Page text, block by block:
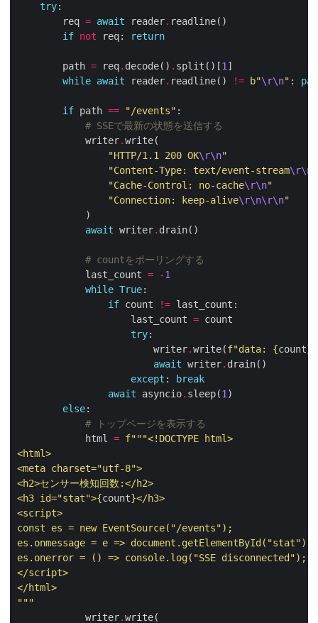
try
        req
= await reader.
if not req: return
        path
= req. decode() . split()[1
while await reader. readline() != b"\r\n" :
if path == "/events"
# SSEで最新の状態を送信する
            writer
.
"HTTP/1.1 200 OK\r\n"
"Content-Type: text/event-stream\r\n
"Cache-Control: no-cache\r\n"
"Connection: keep-alive\r\n\r\n"
await writer.
# countをポーリングする
            last_count
= -1
while True
if count !=
                    last_count
=
try
                        writer
.write(f"data: {count}
await writer.
except :
break
await asyncio. sleep(1
else
# トップページを表示する
            html
= f
<h3 id="stat">{count}
"""
            writer
.